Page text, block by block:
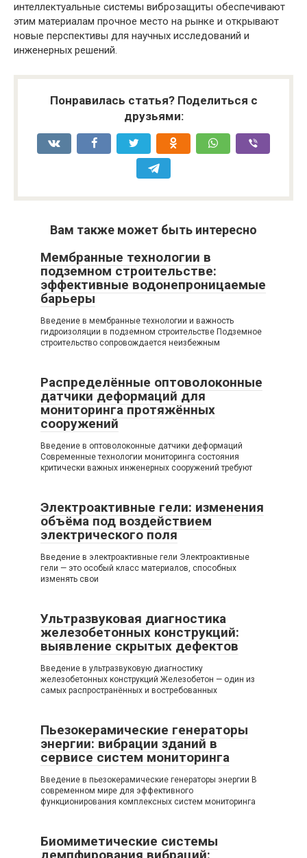
интеллектуальные системы виброзащиты обеспечивают
этим материалам прочное место на рынке и открывают
новые перспективы для научных исследований и
инженерных решений.
Понравилась статья? Поделиться с
друзьями:
Вам также может быть интересно
Мембранные технологии в
подземном строительстве:
эффективные водонепроницаемые
барьеры
Введение в мембранные технологии и важность
гидроизоляции в подземном строительстве Подземное
строительство сопровождается неизбежным
Распределённые оптоволоконные
датчики деформаций для
мониторинга протяжённых
сооружений
Введение в оптоволоконные датчики деформаций
Современные технологии мониторинга состояния
критически важных инженерных сооружений требуют
Электроактивные гели: изменения
объёма под воздействием
электрического поля
Введение в электроактивные гели Электроактивные
гели — это особый класс материалов, способных
изменять свои
Ультразвуковая диагностика
железобетонных конструкций:
выявление скрытых дефектов
Введение в ультразвуковую диагностику
железобетонных конструкций Железобетон — один из
самых распространённых и востребованных
Пьезокерамические генераторы
энергии: вибрации зданий в
сервисе систем мониторинга
Введение в пьезокерамические генераторы энергии В
современном мире для эффективного
функционирования комплексных систем мониторинга
Биомиметические системы